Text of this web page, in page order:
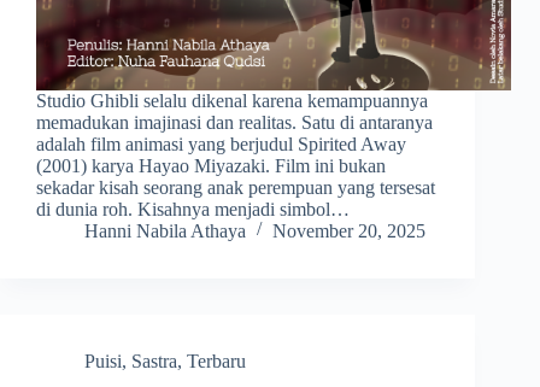
Studio Ghibli selalu dikenal karena kemampuannya
memadukan imajinasi dan realitas. Satu di antaranya
adalah film animasi yang berjudul Spirited Away
(2001) karya Hayao Miyazaki. Film ini bukan
sekadar kisah seorang anak perempuan yang tersesat
di dunia roh. Kisahnya menjadi simbol…
Hanni Nabila Athaya
November 20, 2025
Puisi, Sastra, Terbaru